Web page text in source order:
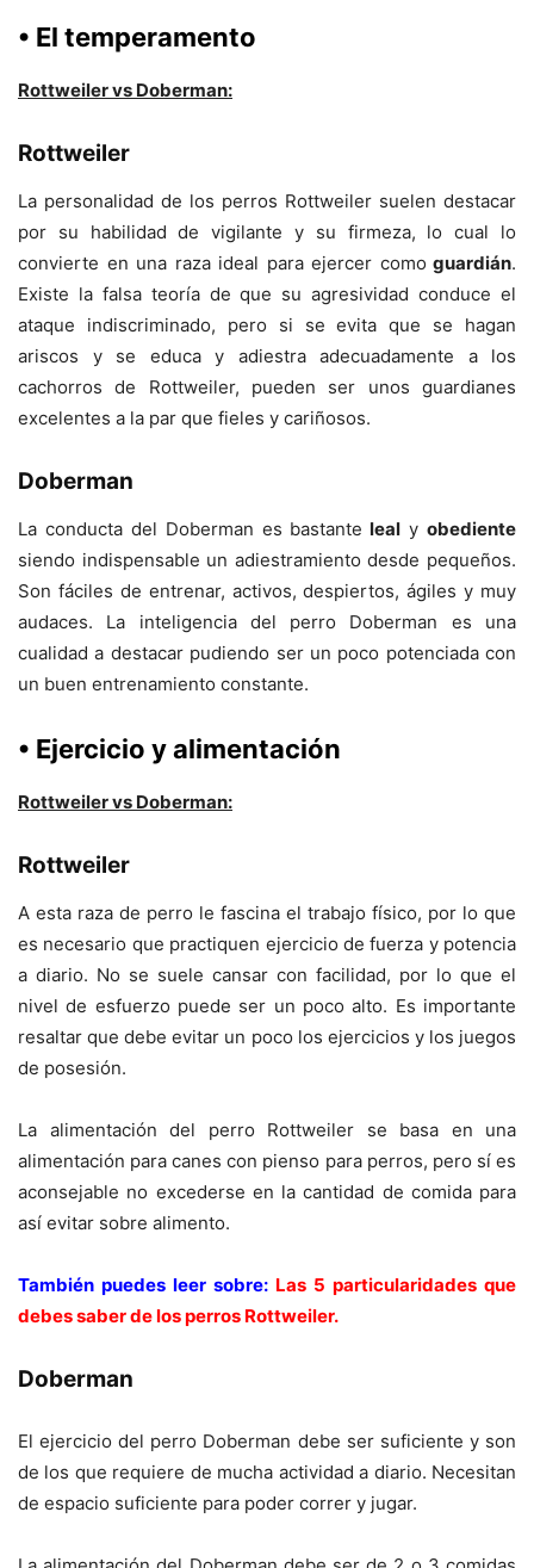
• El temperamento
Rottweiler vs Doberman:
Rottweiler
La personalidad de los perros Rottweiler suelen destacar
por su habilidad de vigilante y su firmeza, lo cual lo
convierte en una raza ideal para ejercer como guardián.
Existe la falsa teoría de que su agresividad conduce el
ataque indiscriminado, pero si se evita que se hagan
ariscos y se educa y adiestra adecuadamente a los
cachorros de Rottweiler, pueden ser unos guardianes
excelentes a la par que fieles y cariñosos.
Doberman
La conducta del Doberman es bastante leal y obediente
siendo indispensable un adiestramiento desde pequeños.
Son fáciles de entrenar, activos, despiertos, ágiles y muy
audaces. La inteligencia del perro Doberman es una
cualidad a destacar pudiendo ser un poco potenciada con
un buen entrenamiento constante.
• Ejercicio y alimentación
Rottweiler vs Doberman:
Rottweiler
A esta raza de perro le fascina el trabajo físico, por lo que
es necesario que practiquen ejercicio de fuerza y potencia
a diario. No se suele cansar con facilidad, por lo que el
nivel de esfuerzo puede ser un poco alto. Es importante
resaltar que debe evitar un poco los ejercicios y los juegos
de posesión.
La alimentación del perro Rottweiler se basa en una
alimentación para canes con pienso para perros, pero sí es
aconsejable no excederse en la cantidad de comida para
así evitar sobre alimento.
También puedes leer sobre: Las 5 particularidades que
debes saber de los perros Rottweiler.
Doberman
El ejercicio del perro Doberman debe ser suficiente y son
de los que requiere de mucha actividad a diario. Necesitan
de espacio suficiente para poder correr y jugar.